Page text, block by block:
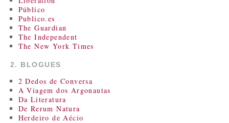
Público
Publico.es
The Guardian
The Independent
The New York Times
2. BLOGUES
2 Dedos de Conversa
A Viagem dos Argonautas
Da Literatura
De Rerum Natura
Herdeiro de Aécio